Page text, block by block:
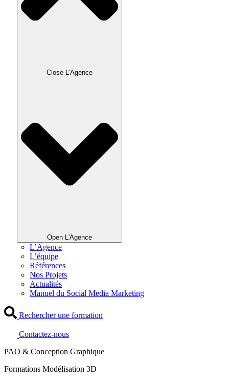
Close L'Agence
Open L'Agence
L’Agence
L’équipe
Références
Nos Projets
Actualités
Manuel du Social Media Marketing
Rechercher une formation
Contactez-nous
PAO & Conception Graphique
Formations Modélisation 3D